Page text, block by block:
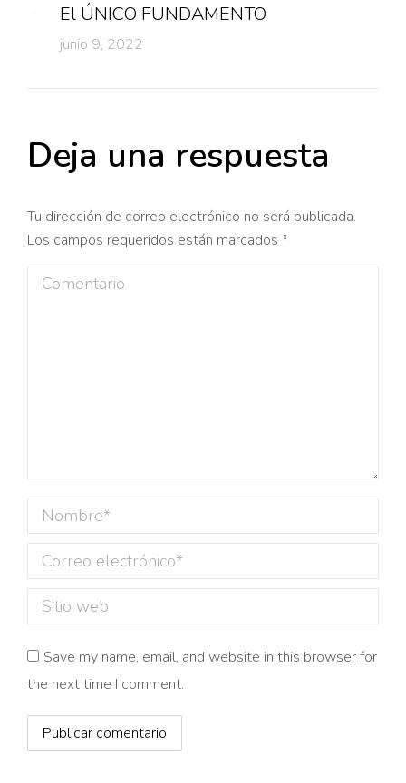
El ÚNICO FUNDAMENTO
junio 9, 2022
Deja una respuesta
Tu dirección de correo electrónico no será publicada.
Los campos requeridos están marcados *
Comentario
Nombre *
Correo electrónico *
Sitio web
Save my name, email, and website in this browser for
the next time I comment.
Publicar comentario